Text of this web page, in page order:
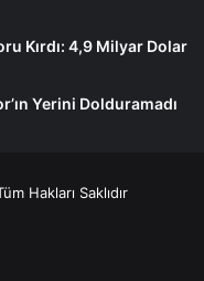
Kırdı: 4,9 Milyar Dolar
Yerini Dolduramadı
Hakları Saklıdır